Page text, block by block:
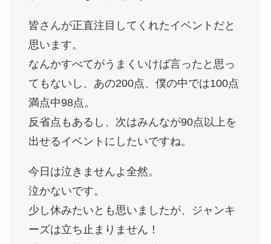
思います。
なんかすべてがうまくいけば言ったと思っ
てもないし、あの200点、僕の中では100点
満点中98点。
反省点もあるし、次はみんなが90点以上を
出せるイベントにしたいですね。
泣かないです。
少し休みたいとも思いましたが、ジャンキ
ーズは立ち止まりません！
明日から第二弾に向けて動いていきます。